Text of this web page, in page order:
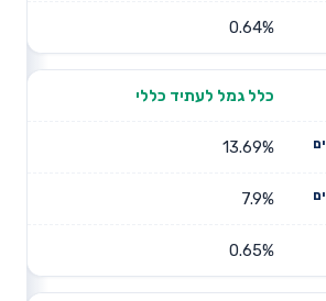
0.64%
כלל גמל לעתיד כללי
13.69%
7.9%
0.65%